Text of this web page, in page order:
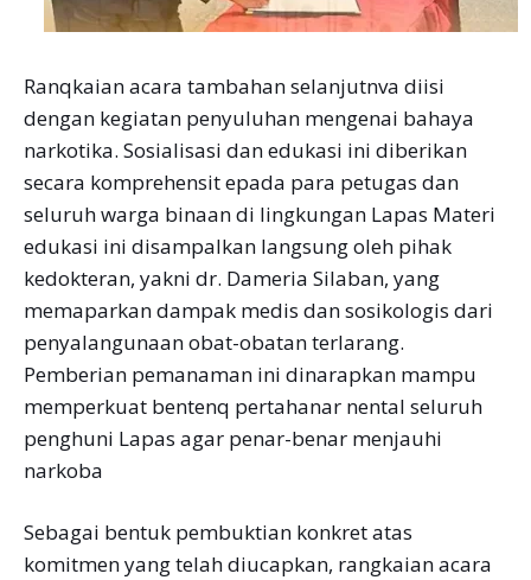
Ranqkaian acara tambahan selanjutnva diisi
dengan kegiatan penyuluhan mengenai bahaya
narkotika. Sosialisasi dan edukasi ini diberikan
secara komprehensit epada para petugas dan
seluruh warga binaan di lingkungan Lapas Materi
edukasi ini disampalkan langsung oleh pihak
kedokteran, yakni dr. Dameria Silaban, yang
memaparkan dampak medis dan sosikologis dari
penyalangunaan obat-obatan terlarang.
Pemberian pemanaman ini dinarapkan mampu
memperkuat bentenq pertahanar nental seluruh
penghuni Lapas agar penar-benar menjauhi
narkoba
Sebagai bentuk pembuktian konkret atas
komitmen yang telah diucapkan, rangkaian acara